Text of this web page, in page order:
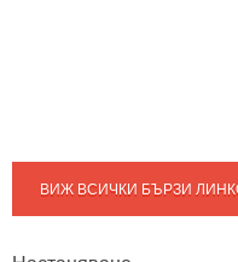
ВИЖ ВСИЧКИ БЪРЗИ